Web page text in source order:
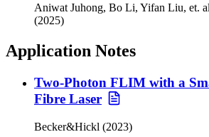
Aniwat Juhong, Bo Li, Yifan Liu, et.
(2025)
Application Notes
Two-Photon FLIM with a
Fibre Laser
Becker&Hickl (2023)